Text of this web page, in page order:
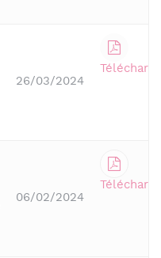
26/03/2024
06/02/2024